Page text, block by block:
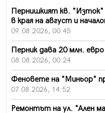
Пернишкият кв. "Изток"
в края на август и
09.08.2026, 00:45
Перник дава 20 млн.
08.08.2026, 00:24
Феновете на "Миньор"
07.08.2026, 14:52
Ремонтът на ул. "Ален